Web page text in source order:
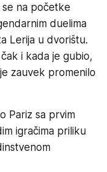
se na početke
duelima
Lerija u dvorištu.
i kada je gubio,
zauvek promenilo
Pariz sa prvim
igračima priliku